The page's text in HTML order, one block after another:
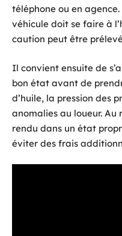
téléphone ou en
véhicule doit se faire à
caution peut être
Il convient ensuite de
bon état avant de
d’huile, la pression des
anomalies au loueur.
rendu dans un état
éviter des frais